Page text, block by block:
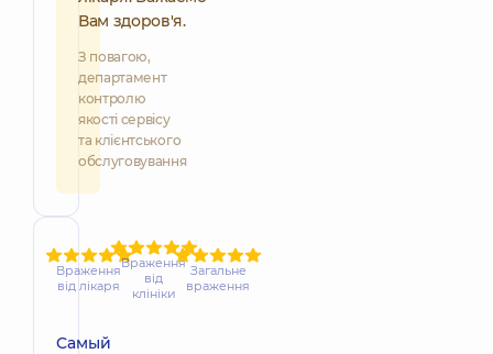
Вам здоров'я.
З повагою,
департамент
контролю
якості сервісу
та клієнтського
обслуговування
Враження
від лікаря
Враження
від
клініки
Загальне
враження
Самый